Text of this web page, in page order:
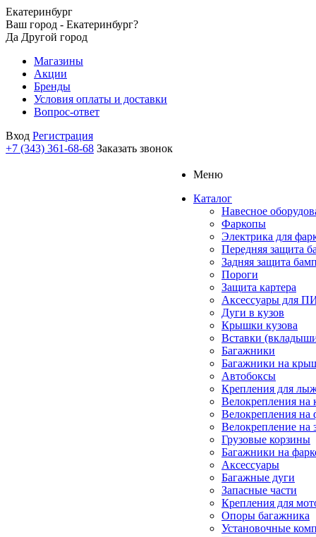
Екатеринбург
Ваш город - Екатеринбург?
Да Другой город
Магазины
Акции
Бренды
Условия оплаты и доставки
Вопрос-ответ
Вход Регистрация
+7 (343) 361-68-68 Заказать звонок
Меню
Каталог
Навесное
Фаркопы
Электрика для
Передняя защита
Задняя защита
Пороги
Защита картера
Аксессуары для
Дуги в кузов
Крышки кузова
Вставки
Багажники
Багажники на
Автобоксы
Крепления для
Велокрепления
Велокрепления на
Велокрепление на
Грузовые корзины
Багажники на
Аксессуары
Багажные дуги
Запасные части
Крепления для
Опоры багажника
Установочные